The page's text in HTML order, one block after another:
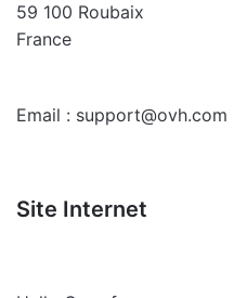
59 100 Roubaix
France
Email : support@ovh.com
Site Internet